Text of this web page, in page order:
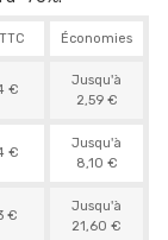
Économies
€
Jusqu'à
2,59 €
€
Jusqu'à
8,10 €
€
Jusqu'à
21,60 €